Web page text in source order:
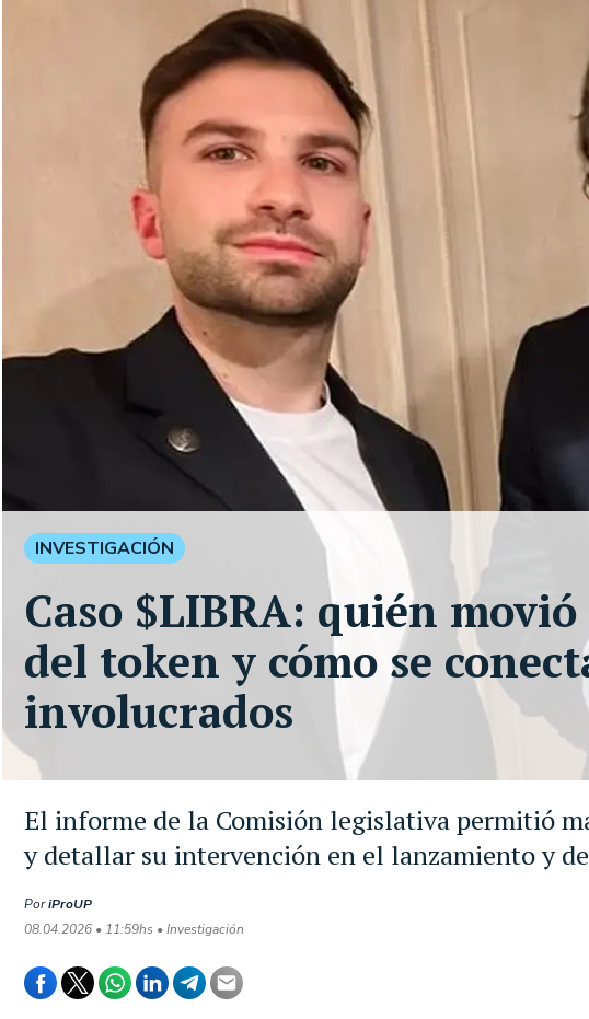
El informe de la Comisión legislativa permitió
y detallar su intervención en el lanzamiento y
PoriProUP
08.04.2026 • 11:59hs • Investigación
INVESTIGACIÓN
Caso $LIBRA: quién
del token y cómo se
involucrados